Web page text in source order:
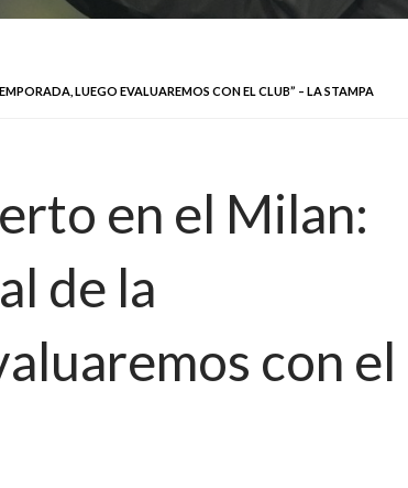
LUEGO EVALUAREMOS CON EL CLUB” – LA STAMPA
en el Milan:
de la
con el